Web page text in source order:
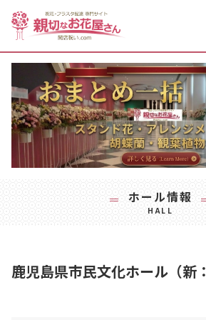
ホール情報
HALL
鹿児島県市民文化ホール（新